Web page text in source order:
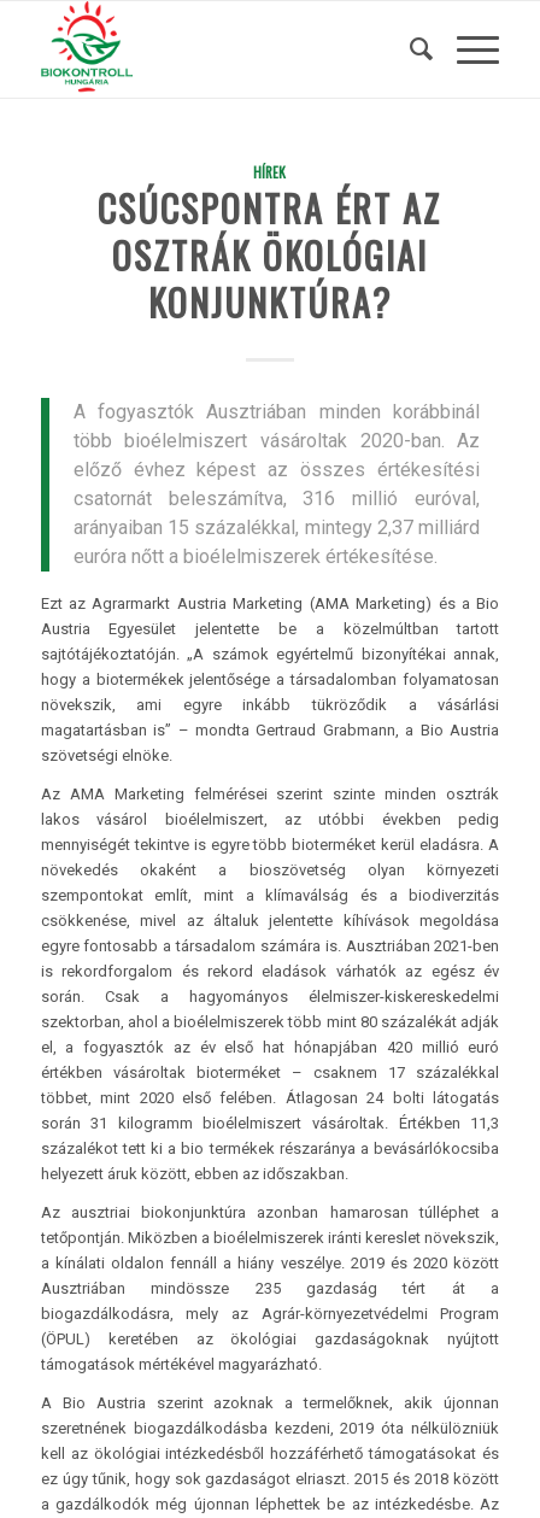
HÍREK
CSÚCSPONTRA ÉRT AZ
OSZTRÁK ÖKOLÓGIAI
KONJUNKTÚRA?
A fogyasztók Ausztriában minden korábbinál
több bio­élelmiszert vásároltak 2020-ban. Az
előző évhez képest az összes értékesítési
csatornát beleszámítva, 316 millió euróval,
arányaiban 15 százalékkal, mintegy 2,37 milliárd
euróra nőtt a bioélelmiszerek értékesítése.
Ezt az Agrarmarkt Austria Marketing (AMA Marketing) és a Bio
Austria Egyesület jelentette be a közelmúltban tartott
sajtótájékoztatóján. „A számok egyértelmű bizonyítékai annak,
hogy a biotermékek jelentősége a társadalomban folyamatosan
növekszik, ami egyre inkább tükröződik a vásárlási
magatartásban is” – mondta Gertraud Grabmann, a Bio Austria
szövetségi elnöke.
Az AMA Marketing felmérései szerint szinte minden osztrák
lakos vásárol bioélelmiszert, az utóbbi években pedig
mennyiségét tekintve is egyre több bioterméket kerül eladásra. A
növekedés okaként a bioszövetség olyan környezeti
szempontokat említ, mint a klímaválság és a biodiverzitás
csökkenése, mivel az általuk jelentette kíhívások megoldása
egyre fontosabb a társadalom számára is. Ausztriában 2021-ben
is rekordforgalom és rekord eladások várhatók az egész év
során. Csak a hagyományos élelmiszer-kiskereskedelmi
szektorban, ahol a bioélelmiszerek több mint 80 százalékát adják
el, a fogyasztók az év első hat hónapjában 420 millió euró
értékben vásároltak bioterméket – csaknem 17 százalékkal
többet, mint 2020 első felében. Átlagosan 24 bolti látogatás
során 31 kilogramm bioélelmiszert vásároltak. Értékben 11,3
százalékot tett ki a bio termékek részaránya a bevásárlókocsiba
helyezett áruk között, ebben az időszakban.
Az ausztriai biokonjunktúra azonban hamarosan túlléphet a
tetőpontján. Miközben a bioélelmiszerek iránti kereslet növekszik,
a kínálati oldalon fennáll a hiány veszélye. 2019 és 2020 között
Ausztriában mindössze 235 gazdaság tért át a
biogazdálkodásra, mely az Agrár-környezetvédelmi Program
(ÖPUL) keretében az ökológiai gazdaságoknak nyújtott
támogatások mértékével magyarázható.
A Bio Austria szerint azoknak a termelőknek, akik újonnan
szeretnének biogazdálkodásba kezdeni, 2019 óta nélkülözniük
kell az ökológiai intézkedésből hozzáférhető támogatásokat és
ez úgy tűnik, hogy sok gazdaságot elriaszt. 2015 és 2018 között
a gazdálkodók még újonnan léphettek be az intézkedésbe. Az